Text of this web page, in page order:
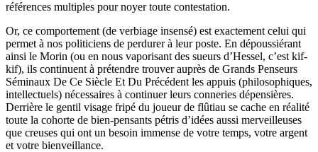
références multiples pour noyer toute contestation.
Or, ce comportement (de verbiage insensé) est exactement celui qui
permet à nos politiciens de perdurer à leur poste. En dépoussiérant
ainsi le Morin (ou en nous vaporisant des sueurs d’Hessel, c’est kif-
kif), ils continuent à prétendre trouver auprès de Grands Penseurs
Séminaux De Ce Siècle Et Du Précédent les appuis (philosophiques,
intellectuels) nécessaires à continuer leurs conneries dépensières.
Derrière le gentil visage fripé du joueur de flûtiau se cache en réalité
toute la cohorte de bien-pensants pétris d’idées aussi merveilleuses
que creuses qui ont un besoin immense de votre temps, votre argent
et votre bienveillance.